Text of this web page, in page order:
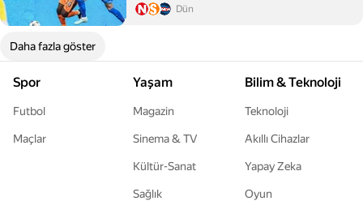
Dün
Daha fazla göster
Spor
Futbol
Maçlar
Yaşam
Magazin
Sinema & TV
Kültür-Sanat
Sağlık
Bilim & Teknoloji
Teknoloji
Akıllı Cihazlar
Yapay Zeka
Oyun